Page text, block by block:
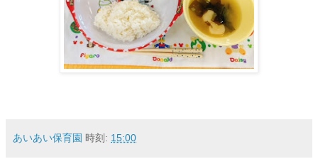
あいあい保育園 時刻: 15:00